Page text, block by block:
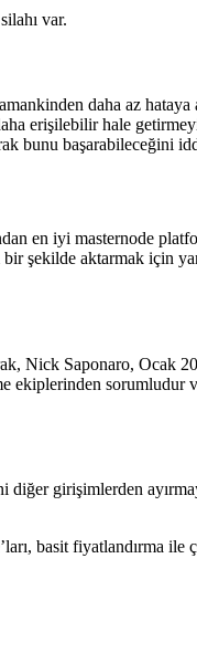
var.
daha az hataya
erişilebilir hale
bunu başarabileceğini
en iyi masternode
şekilde aktarmak için
Nick Saponaro, Ocak
ekiplerinden sorumludur
girişimlerden
basit fiyatlandırma ile